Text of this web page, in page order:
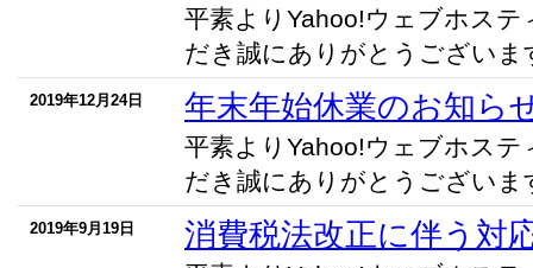
平素よりYahoo!ウェブホス
だき誠にありがとうございま
2019年12月24日 年末年始休業のお知ら
平素よりYahoo!ウェブホス
だき誠にありがとうございま
2019年9月19日 消費税法改正に伴う対